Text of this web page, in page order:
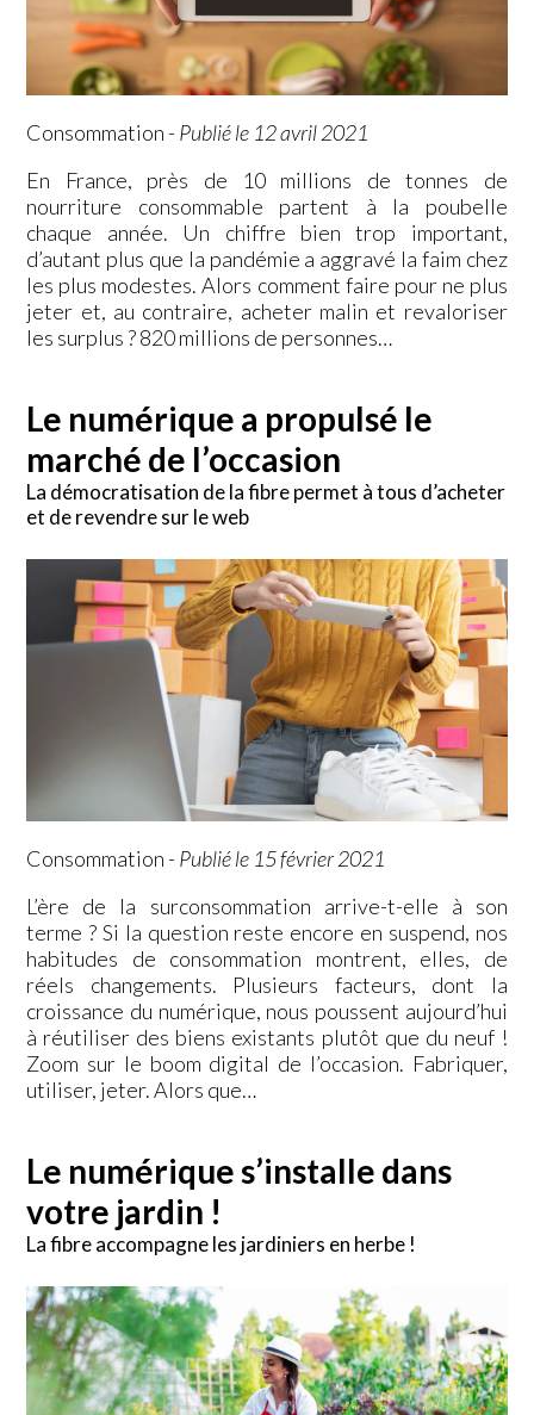
Consommation - Publié le 12 avril 2021
En France, près de 10 millions de tonnes de
nourriture consommable partent à la poubelle
chaque année. Un chiffre bien trop important,
d’autant plus que la pandémie a aggravé la faim chez
les plus modestes. Alors comment faire pour ne plus
jeter et, au contraire, acheter malin et revaloriser
les surplus ? 820 millions de personnes…
Le numérique a propulsé le
marché de l’occasion
La démocratisation de la fibre permet à tous d’acheter
et de revendre sur le web
Consommation - Publié le 15 février 2021
L’ère de la surconsommation arrive-t-elle à son
terme ? Si la question reste encore en suspend, nos
habitudes de consommation montrent, elles, de
réels changements. Plusieurs facteurs, dont la
croissance du numérique, nous poussent aujourd’hui
à réutiliser des biens existants plutôt que du neuf !
Zoom sur le boom digital de l’occasion. Fabriquer,
utiliser, jeter. Alors que…
Le numérique s’installe dans
votre jardin !
La fibre accompagne les jardiniers en herbe !